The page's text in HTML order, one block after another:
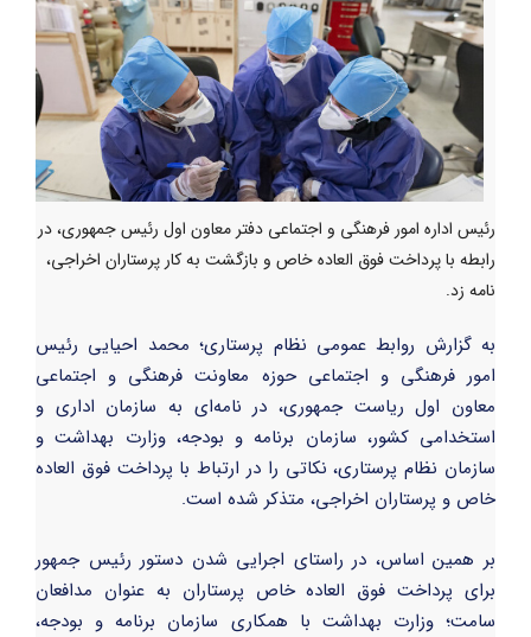
رئیس اداره امور فرهنگی و اجتماعی دفتر معاون اول رئیس جمهوری، در
رابطه با پرداخت فوق العاده خاص و بازگشت به کار پرستاران اخراجی،
نامه زد.
به گزارش روابط عمومی نظام پرستاری؛ محمد احیایی رئیس
امور فرهنگی و اجتماعی حوزه معاونت فرهنگی و اجتماعی
معاون اول ریاست جمهوری، در نامه‌ای به سازمان اداری و
استخدامی کشور، سازمان برنامه و بودجه، وزارت بهداشت و
سازمان نظام پرستاری، نکاتی را در ارتباط با پرداخت فوق العاده
خاص و پرستاران اخراجی، متذکر شده است.
بر همین اساس، در راستای اجرایی شدن دستور رئیس جمهور
برای پرداخت فوق العاده خاص پرستاران به عنوان مدافعان
سامت؛ وزارت بهداشت با همکاری سازمان برنامه و بودجه،